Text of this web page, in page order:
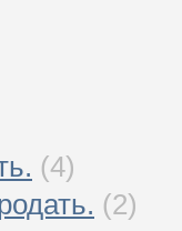
(4)
(2)